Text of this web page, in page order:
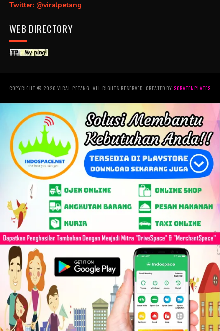
Twitter: @viralpetang
WEB DIRECTORY
COPYRIGHT © 2020 VIRAL PETANG. ALL RIGHTS RESERVED. CREATED BY SORATEMPLATES